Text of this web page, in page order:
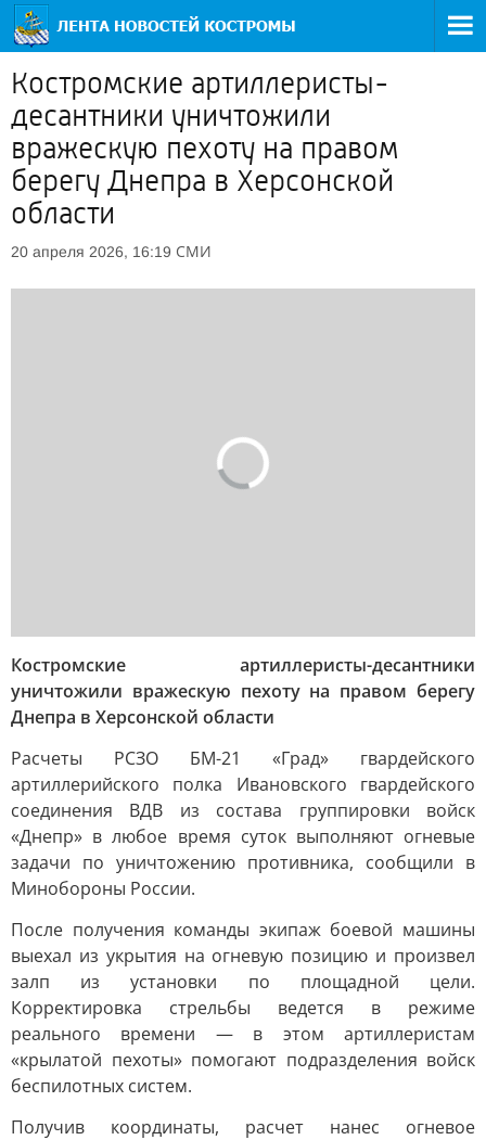
Костромские артиллеристы-
десантники уничтожили
вражескую пехоту на правом
берегу Днепра в Херсонской
области
20 апреля 2026, 16:19 СМИ
Костромские артиллеристы-десантники
уничтожили вражескую пехоту на правом берегу
Днепра в Херсонской области
Расчеты РСЗО БМ-21 «Град» гвардейского
артиллерийского полка Ивановского гвардейского
соединения ВДВ из состава группировки войск
«Днепр» в любое время суток выполняют огневые
задачи по уничтожению противника, сообщили в
Минобороны России.
После получения команды экипаж боевой машины
выехал из укрытия на огневую позицию и произвел
залп из установки по площадной цели.
Корректировка стрельбы ведется в режиме
реального времени — в этом артиллеристам
«крылатой пехоты» помогают подразделения войск
беспилотных систем.
Получив координаты, расчет нанес огневое